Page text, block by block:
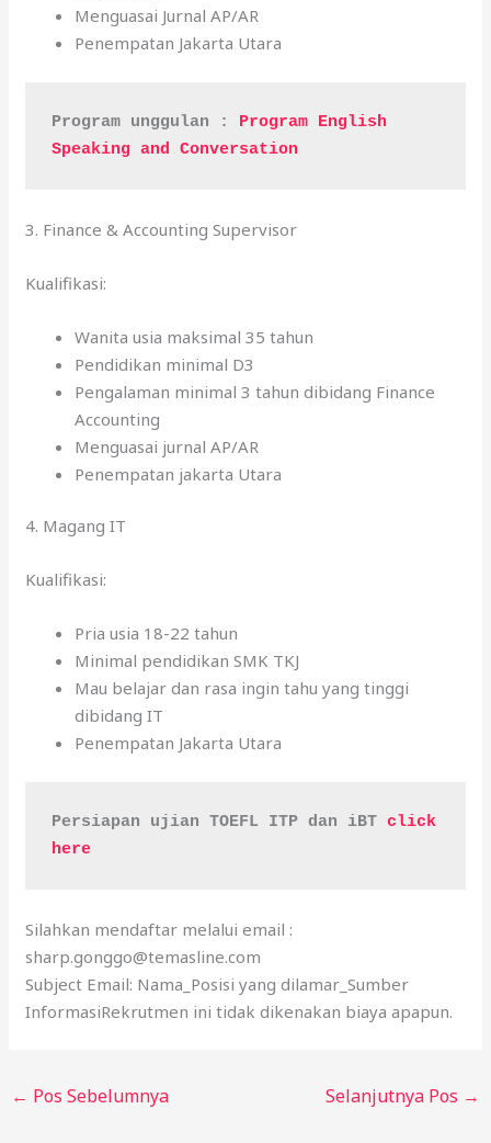
Menguasai Jurnal AP/AR
Penempatan Jakarta Utara
Program unggulan : Program English
Speaking and Conversation
3. Finance & Accounting Supervisor
Kualifikasi:
Wanita usia maksimal 35 tahun
Pendidikan minimal D3
Pengalaman minimal 3 tahun dibidang Finance
Accounting
Menguasai jurnal AP/AR
Penempatan jakarta Utara
4. Magang IT
Kualifikasi:
Pria usia 18-22 tahun
Minimal pendidikan SMK TKJ
Mau belajar dan rasa ingin tahu yang tinggi
dibidang IT
Penempatan Jakarta Utara
Persiapan ujian TOEFL ITP dan iBT click
here
Silahkan mendaftar melalui email :
sharp.gonggo@temasline.com
Subject Email: Nama_Posisi yang dilamar_Sumber
InformasiRekrutmen ini tidak dikenakan biaya apapun.
← Pos Sebelumnya Selanjutnya Pos →